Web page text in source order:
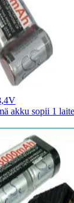
akku sopii 1